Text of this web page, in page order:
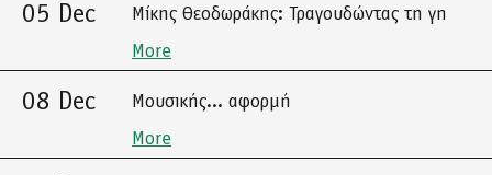
05 Dec
Μίκης Θεοδωράκης: Τραγουδώντας τη γη
More
08 Dec
Μουσικής... αφορμή
More